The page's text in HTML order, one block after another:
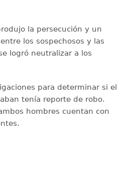
la persecución y un
los sospechosos y las
logró neutralizar a los
para determinar si el
tenía reporte de robo.
hombres cuentan con